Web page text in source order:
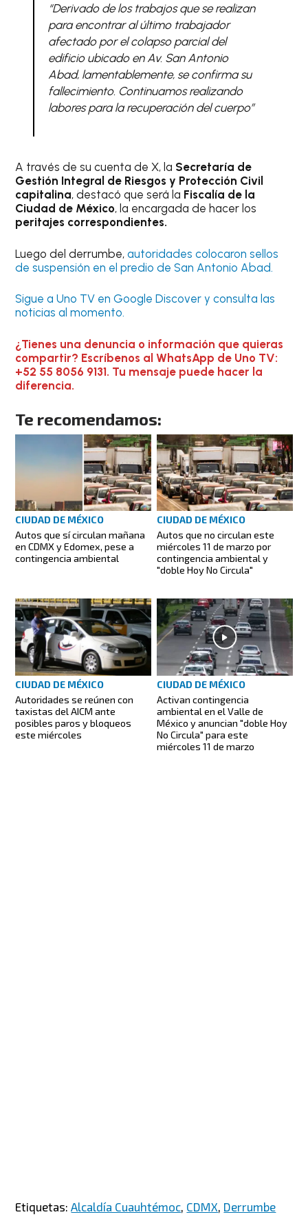
“Derivado de los trabajos que se realizan
para encontrar al último trabajador
afectado por el colapso parcial del
edificio ubicado en Av. San Antonio
Abad, lamentablemente, se confirma su
fallecimiento. Continuamos realizando
labores para la recuperación del cuerpo”
A través de su cuenta de X, la Secretaría de
Gestión Integral de Riesgos y Protección Civil
capitalina, destacó que será la Fiscalía de la
Ciudad de México, la encargada de hacer los
peritajes correspondientes.
Luego del derrumbe,autoridades colocaron sellos
de suspensión en el predio de San Antonio Abad.
Sigue a Uno TV en Google Discover y consulta las
noticias al momento.
¿Tienes una denuncia o información que quieras
compartir? Escríbenos al WhatsApp de Uno TV:
+52 55 8056 9131. Tu mensaje puede hacer la
diferencia.
Te recomendamos:
CIUDAD DE MÉXICO
Autos que sí circulan mañana
en CDMX y Edomex, pese a
contingencia ambiental
CIUDAD DE MÉXICO
Autos que no circulan este
miércoles 11 de marzo por
contingencia ambiental y
"doble Hoy No Circula"
CIUDAD DE MÉXICO
Autoridades se reúnen con
taxistas del AICM ante
posibles paros y bloqueos
este miércoles
CIUDAD DE MÉXICO
Activan contingencia
ambiental en el Valle de
México y anuncian "doble Hoy
No Circula" para este
miércoles 11 de marzo
Etiquetas:Alcaldía Cuauhtémoc CDMX Derrumbe